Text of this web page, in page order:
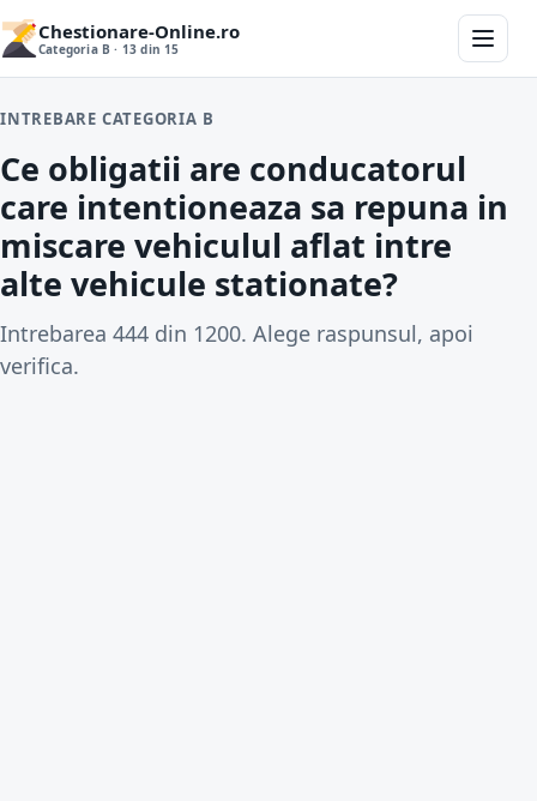
Chestionare-Online.ro
Categoria B · 13 din 15
INTREBARE CATEGORIA B
Ce obligatii are conducatorul
care intentioneaza sa repuna in
miscare vehiculul aflat intre
alte vehicule stationate?
Intrebarea 444 din 1200. Alege raspunsul, apoi
verifica.